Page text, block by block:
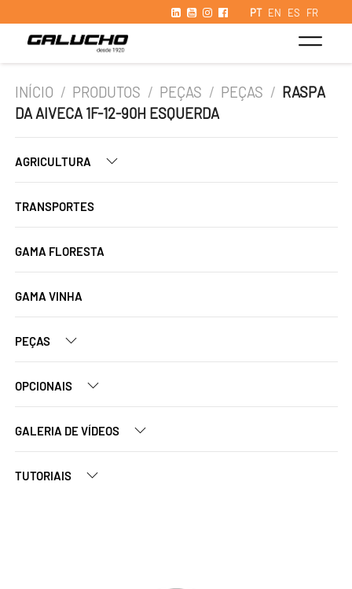
PT EN ES FR
INÍCIO / PRODUTOS / PEÇAS / PEÇAS / RASPA
DA AIVECA 1F-12-90H ESQUERDA
AGRICULTURA
TRANSPORTES
GAMA FLORESTA
GAMA VINHA
PEÇAS
OPCIONAIS
GALERIA DE VÍDEOS
TUTORIAIS